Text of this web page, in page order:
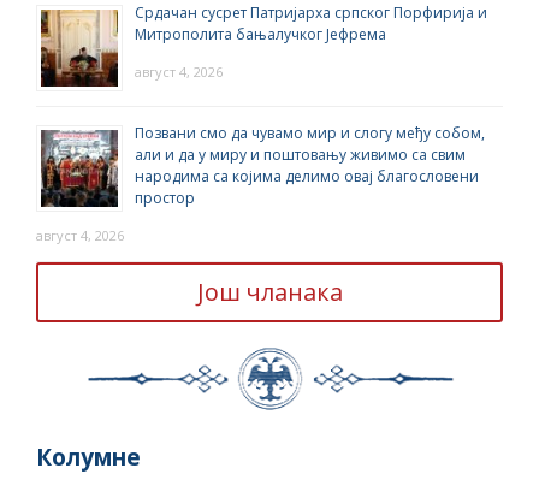
Срдачан сусрет Патријарха српског Порфирија и
Митрополита бањалучког Јефрема
август 4, 2026
Позвани смо да чувамо мир и слогу међу собом,
али и да у миру и поштовању живимо са свим
народима са којима делимо овај благословени
простор
август 4, 2026
Још чланака
Колумне